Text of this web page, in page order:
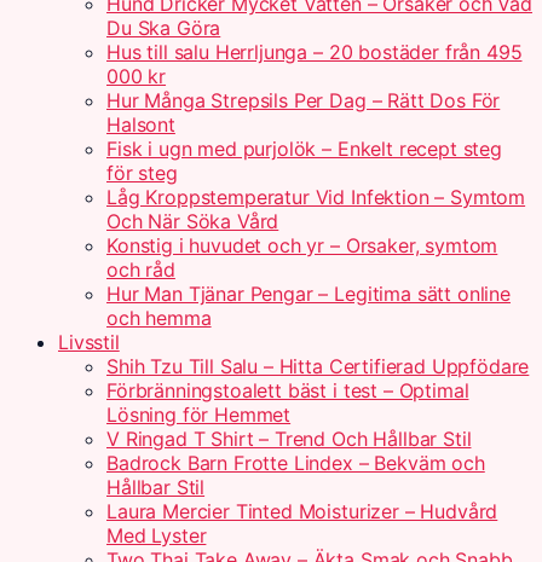
Du Ska Göra
Hus till salu Herrljunga – 20 bostäder från 495
000 kr
Hur Många Strepsils Per Dag – Rätt Dos För
Halsont
Fisk i ugn med purjolök – Enkelt recept steg
för steg
Låg Kroppstemperatur Vid Infektion – Symtom
Och När Söka Vård
Konstig i huvudet och yr – Orsaker, symtom
och råd
Hur Man Tjänar Pengar – Legitima sätt online
och hemma
Livsstil
Shih Tzu Till Salu – Hitta Certifierad Uppfödare
Förbränningstoalett bäst i test – Optimal
Lösning för Hemmet
V Ringad T Shirt – Trend Och Hållbar Stil
Badrock Barn Frotte Lindex – Bekväm och
Hållbar Stil
Laura Mercier Tinted Moisturizer – Hudvård
Med Lyster